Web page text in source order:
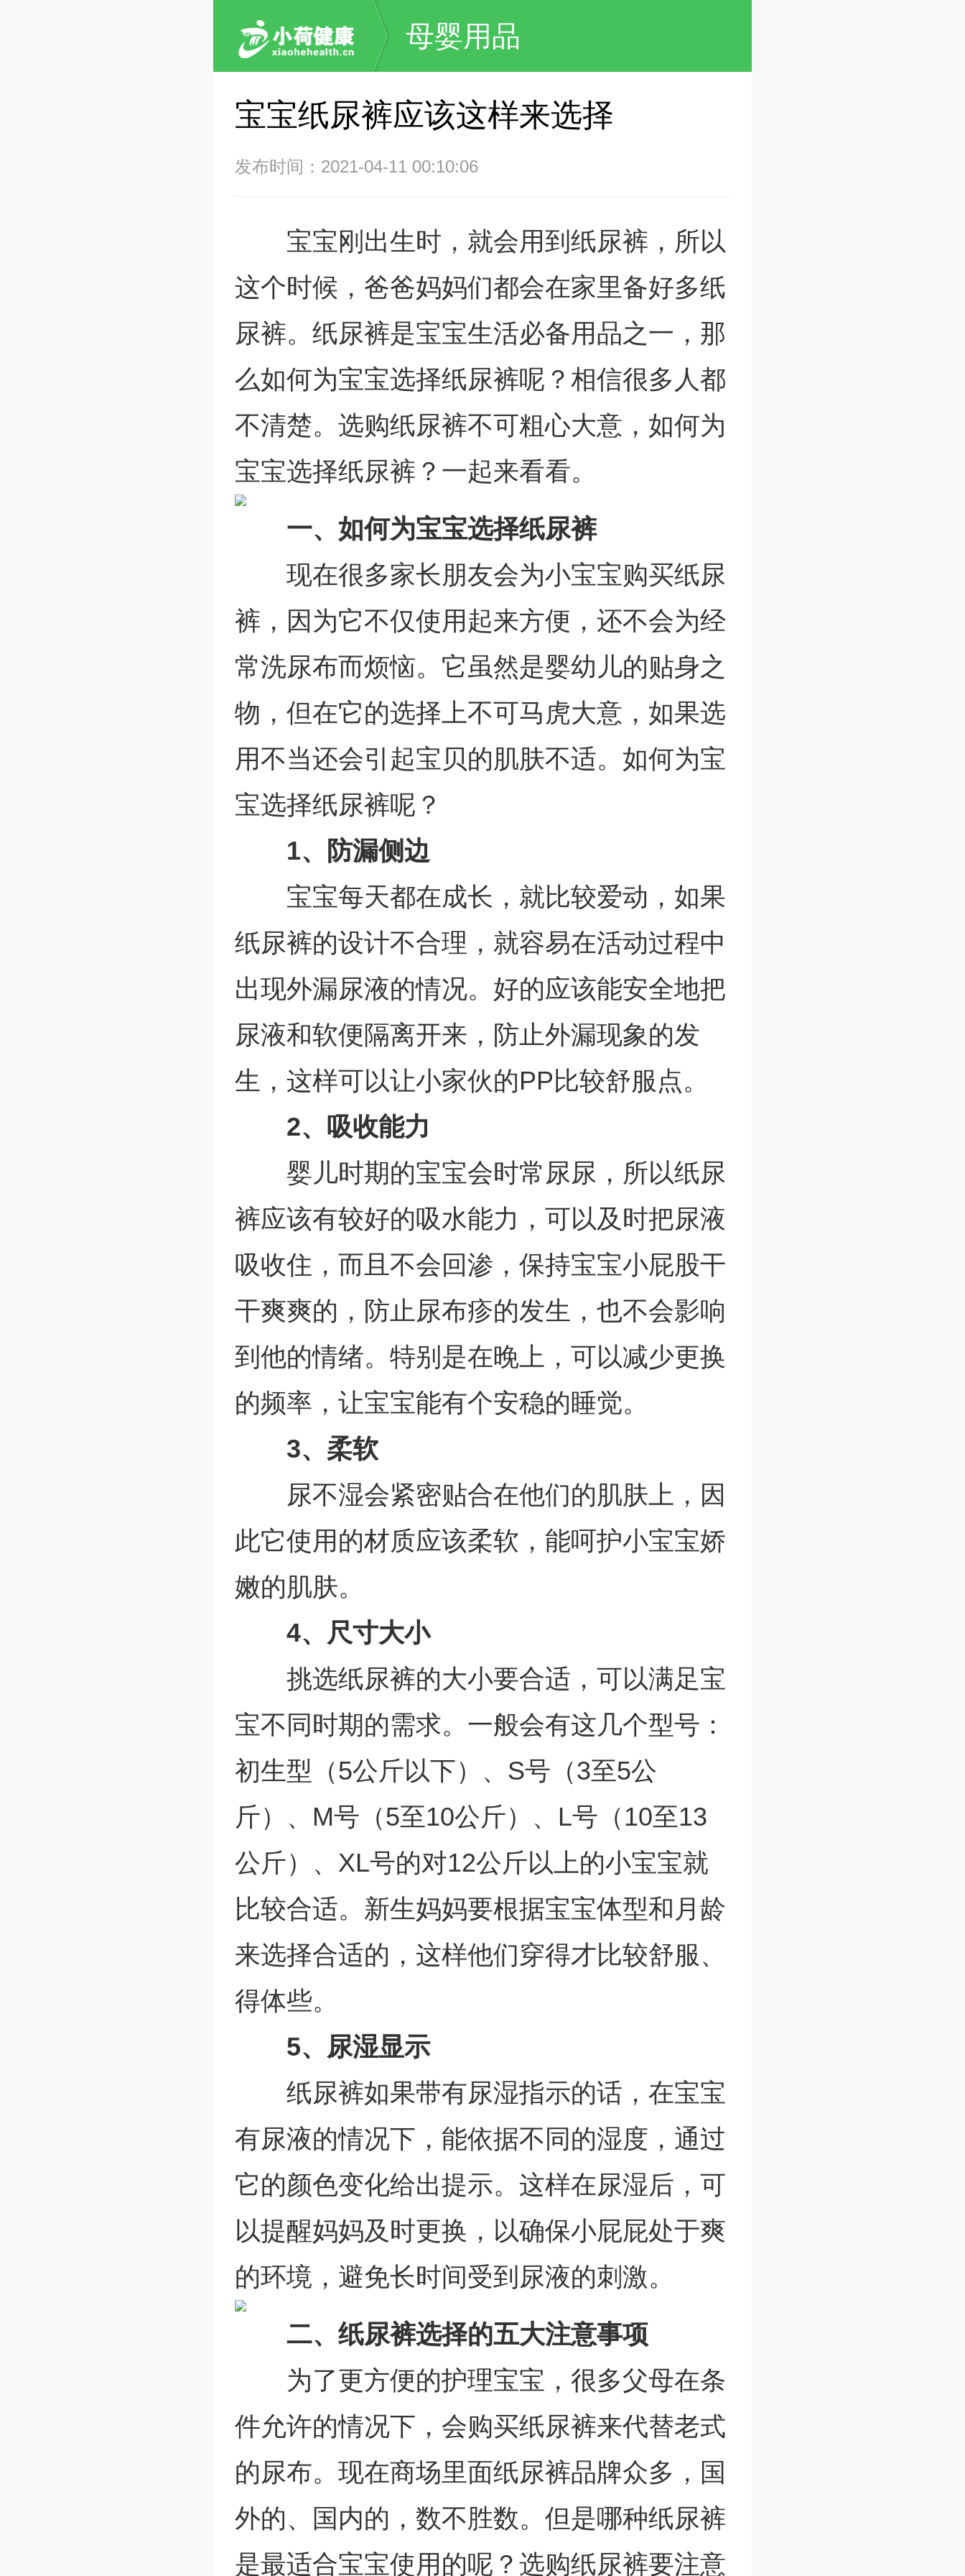
母婴用品
宝宝纸尿裤应该这样来选择
发布时间：2021-04-11 00:10:06
宝宝刚出生时，就会用到纸尿裤，所以
这个时候，爸爸妈妈们都会在家里备好多纸
尿裤。纸尿裤是宝宝生活必备用品之一，那
么如何为宝宝选择纸尿裤呢？相信很多人都
不清楚。选购纸尿裤不可粗心大意，如何为
宝宝选择纸尿裤？一起来看看。
一、如何为宝宝选择纸尿裤
现在很多家长朋友会为小宝宝购买纸尿
裤，因为它不仅使用起来方便，还不会为经
常洗尿布而烦恼。它虽然是婴幼儿的贴身之
物，但在它的选择上不可马虎大意，如果选
用不当还会引起宝贝的肌肤不适。如何为宝
宝选择纸尿裤呢？
1、防漏侧边
宝宝每天都在成长，就比较爱动，如果
纸尿裤的设计不合理，就容易在活动过程中
出现外漏尿液的情况。好的应该能安全地把
尿液和软便隔离开来，防止外漏现象的发
生，这样可以让小家伙的PP比较舒服点。
2、吸收能力
婴儿时期的宝宝会时常尿尿，所以纸尿
裤应该有较好的吸水能力，可以及时把尿液
吸收住，而且不会回渗，保持宝宝小屁股干
干爽爽的，防止尿布疹的发生，也不会影响
到他的情绪。特别是在晚上，可以减少更换
的频率，让宝宝能有个安稳的睡觉。
3、柔软
尿不湿会紧密贴合在他们的肌肤上，因
此它使用的材质应该柔软，能呵护小宝宝娇
嫩的肌肤。
4、尺寸大小
挑选纸尿裤的大小要合适，可以满足宝
宝不同时期的需求。一般会有这几个型号：
初生型（5公斤以下）、S号（3至5公
斤）、M号（5至10公斤）、L号（10至13
公斤）、XL号的对12公斤以上的小宝宝就
比较合适。新生妈妈要根据宝宝体型和月龄
来选择合适的，这样他们穿得才比较舒服、
得体些。
5、尿湿显示
纸尿裤如果带有尿湿指示的话，在宝宝
有尿液的情况下，能依据不同的湿度，通过
它的颜色变化给出提示。这样在尿湿后，可
以提醒妈妈及时更换，以确保小屁屁处于爽
的环境，避免长时间受到尿液的刺激。
二、纸尿裤选择的五大注意事项
为了更方便的护理宝宝，很多父母在条
件允许的情况下，会购买纸尿裤来代替老式
的尿布。现在商场里面纸尿裤品牌众多，国
外的、国内的，数不胜数。但是哪种纸尿裤
是最适合宝宝使用的呢？选购纸尿裤要注意